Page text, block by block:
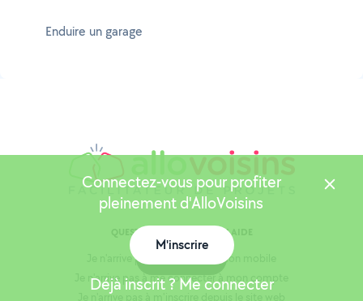
Enduire un garage
QUESTIONS FRÉQUENTES / AIDE
Je n'arrive pas à faire vérifier mon mobile
Je n'arrive pas à me connecter à mon compte
Je n'arrive pas à m'inscrire depuis le site web
Connectez-vous pour profiter
pleinement d'AlloVoisins
M'inscrire
Déjà inscrit ? Me connecter